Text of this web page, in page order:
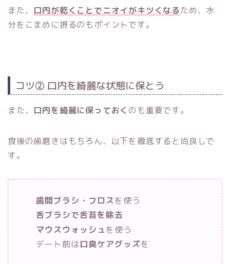
また、 口内が乾くことでニオイがキツくなるため、水
分をこまめに摂るのもポイントです。
コツ② 口内を綺麗な状態に保とう
また、 口内を綺麗に保っておく のも重要です。
食後の歯磨きはもちろん、以下を徹底すると尚良しで
す。
歯間ブラシ・フロスを使う
舌ブラシで舌苔を除去
マウスウォッシュを使う
デート前は口臭ケアグッズを